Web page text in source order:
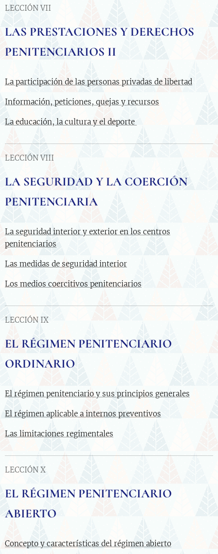
LECCIÓN VII
LAS PRESTACIONES Y DERECHOS
PENITENCIARIOS II
La participación de las personas privadas de libertad
Información, peticiones, quejas y recursos
La educación, la cultura y el deporte
LECCIÓN VIII
LA SEGURIDAD Y LA COERCIÓN
PENITENCIARIA
La seguridad interior y exterior en los centros
penitenciarios
Las medidas de seguridad interior
Los medios coercitivos penitenciarios
LECCIÓN IX
EL RÉGIMEN PENITENCIARIO
ORDINARIO
El régimen penitenciario y sus principios generales
El régimen aplicable a internos preventivos
Las limitaciones regimentales
LECCIÓN X
EL RÉGIMEN PENITENCIARIO
ABIERTO
Concepto y características del régimen abierto